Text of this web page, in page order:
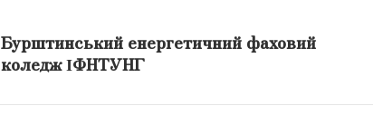
Бурштинський енергетичний фаховий
коледж ІФНТУНГ